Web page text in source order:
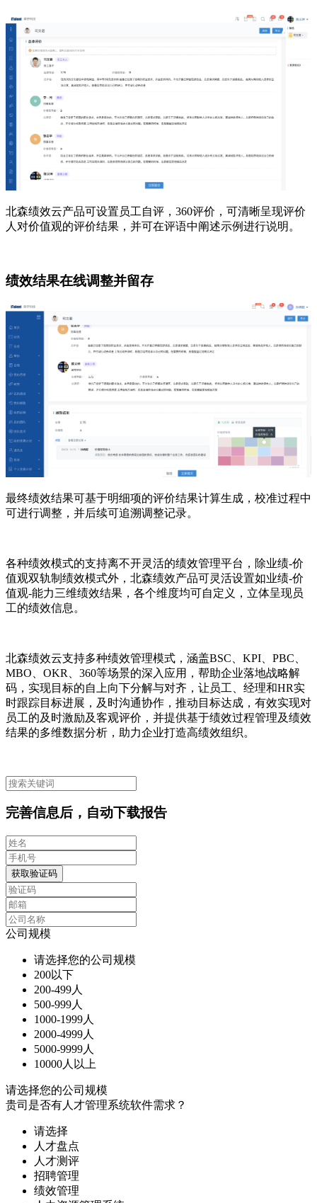
北森绩效云产品可设置员工自评，360评价，可清晰呈现评价
人对价值观的评价结果，并可在评语中阐述示例进行说明。
绩效结果在线调整并留存
最终绩效结果可基于明细项的评价结果计算生成，校准过程中
可进行调整，并后续可追溯调整记录。
各种绩效模式的支持离不开灵活的绩效管理平台，除业绩-价
值观双轨制绩效模式外，北森绩效产品可灵活设置如业绩-价
值观-能力三维绩效结果，各个维度均可自定义，立体呈现员
工的绩效信息。
北森绩效云支持多种绩效管理模式，涵盖BSC、KPI、PBC、
MBO、OKR、360等场景的深入应用，帮助企业落地战略解
码，实现目标的自上向下分解与对齐，让员工、经理和HR实
时跟踪目标进展，及时沟通协作，推动目标达成，有效实现对
员工的及时激励及客观评价，并提供基于绩效过程管理及绩效
结果的多维数据分析，助力企业打造高绩效组织。
完善信息后，自动下载报告
获取验证码
公司规模
请选择您的公司规模
200以下
200-499人
500-999人
1000-1999人
2000-4999人
5000-9999人
10000人以上
请选择您的公司规模
贵司是否有人才管理系统软件需求？
请选择
人才盘点
人才测评
招聘管理
绩效管理